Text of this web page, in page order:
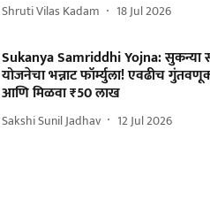
Shruti Vilas Kadam 18 Jul 2026
Sukanya Samriddhi Yojna: सुकन्या
योजनेचा भन्नाट फॉर्म्युला! एवढीच
आणि मिळवा ₹50 लाख
Sakshi Sunil Jadhav 12 Jul 2026